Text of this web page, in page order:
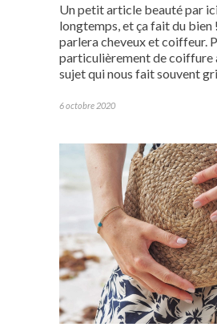
Un petit article beauté par
longtemps, et ça fait du bien
parlera cheveux et coiffeur.
particulièrement de coiffure
sujet qui nous fait souvent
6 octobre 2020